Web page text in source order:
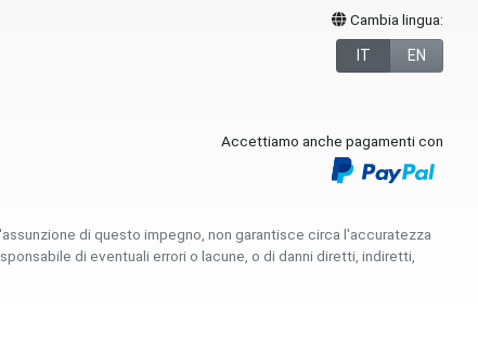
Cambia lingua:
IT EN
Accettiamo anche pagamenti con
di questo impegno, non garantisce circa l'accuratezza
di eventuali errori o lacune, o di danni diretti, indiretti,